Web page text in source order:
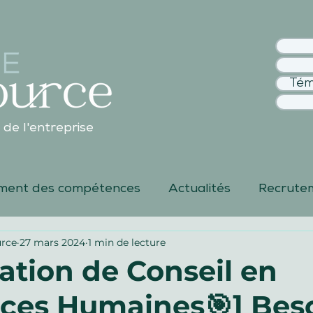
de l'entreprise
des compétences Actualités
Diversité Santé et sécurité des salariés
de vie au Travail RSE RH
de Conseil en
Humaines🎯]
27 mars 2024 1 min de lecture